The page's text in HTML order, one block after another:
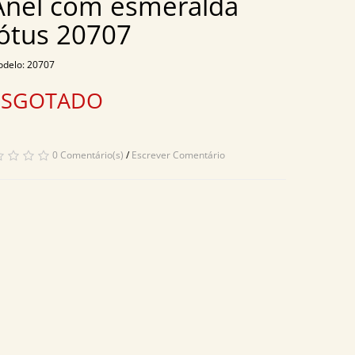
20707
20707
0 Comentário(s) /Escrever Comentário